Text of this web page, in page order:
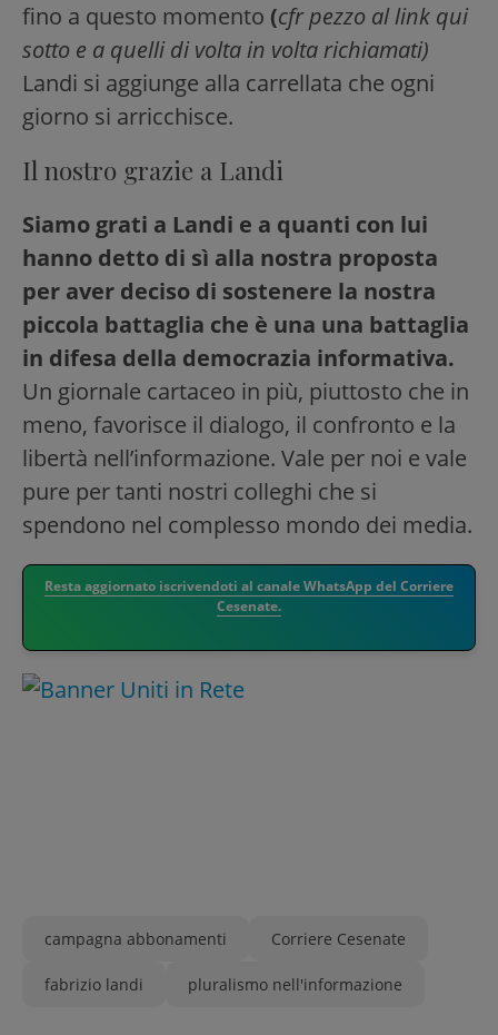
fino a questo momento (cfr pezzo al link qui
sotto e a quelli di volta in volta richiamati)
Landi si aggiunge alla carrellata che ogni
giorno si arricchisce.
Il nostro grazie a Landi
Siamo grati a Landi e a quanti con lui
hanno detto di sì alla nostra proposta
per aver deciso di sostenere la nostra
piccola battaglia che è una una battaglia
in difesa della democrazia informativa.
Un giornale cartaceo in più, piuttosto che in
meno, favorisce il dialogo, il confronto e la
libertà nell’informazione. Vale per noi e vale
pure per tanti nostri colleghi che si
spendono nel complesso mondo dei media.
Resta aggiornato iscrivendoti al canale WhatsApp del Corriere
Cesenate.
campagna abbonamenti Corriere Cesenate
fabrizio landi pluralismo nell'informazione